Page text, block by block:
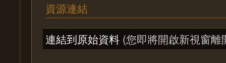
資源連結
連結到原始資料 (您即將開啟新視窗離